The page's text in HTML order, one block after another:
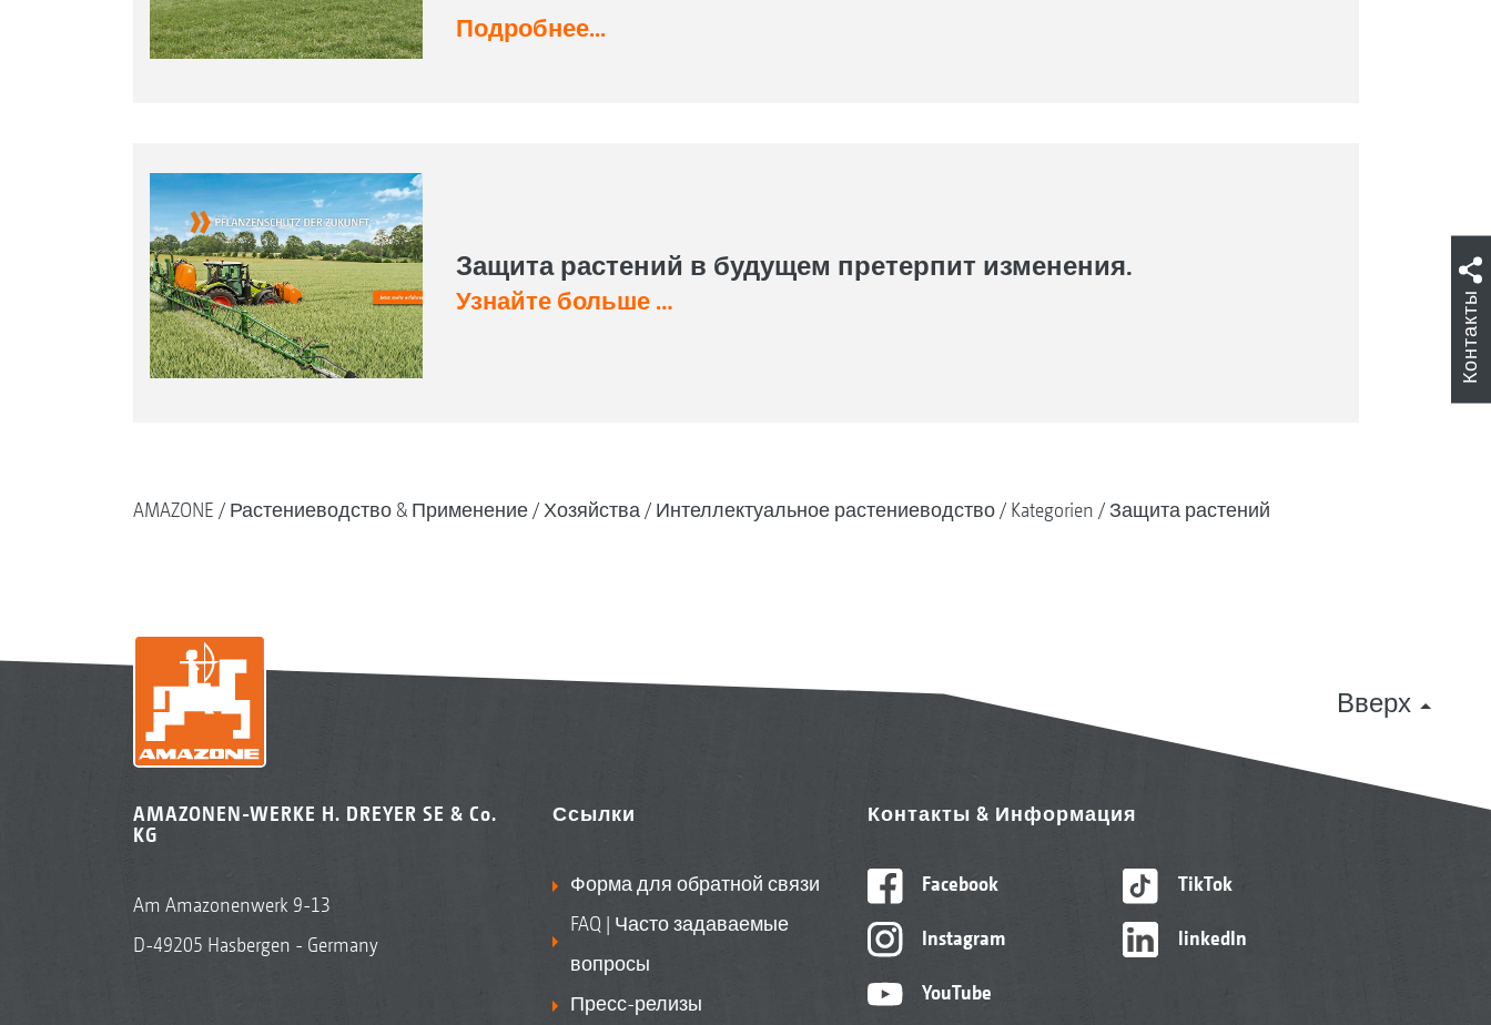
Подробнее...
Защита растений в будущем претерпит изменения.
Узнайте больше …
AMAZONE Растениеводство & Применение Хозяйства Интеллектуальное растениеводство Kategorien Защита растений
Вверх
AMAZONEN-WERKE H. DREYER SE & Co.
KG
Am Amazonenwerk 9-13
D-49205 Hasbergen - Germany
Ссылки
Форма для обратной связи
FAQ | Часто задаваемые
вопросы
Пресс-релизы
Контакты & Информация
Facebook
Instagram
YouTube
TikTok
linkedIn
Контакты